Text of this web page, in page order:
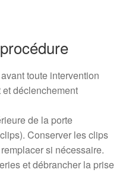
toute intervention
déclenchement
de la porte
Conserver les clips
si nécessaire.
et débrancher la prise